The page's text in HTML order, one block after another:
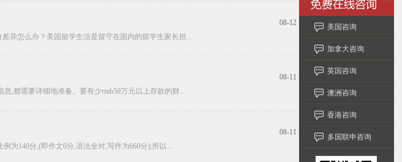
08-12
异怎么办？美国留学生活是留守在国内的留学生家长担...
08-11
,都需要详细地准备。要有少rmb50万元以上存款的财...
08-11
为140分,(即作文0分,语法全对,写作为660分);所以...
美国咨询
加拿大咨询
英国咨询
澳洲咨询
香港咨询
多国联申咨询